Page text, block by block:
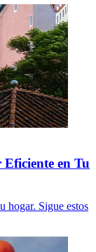
en Tu
hogar. Sigue estos